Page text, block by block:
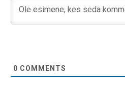
0 COMMENTS